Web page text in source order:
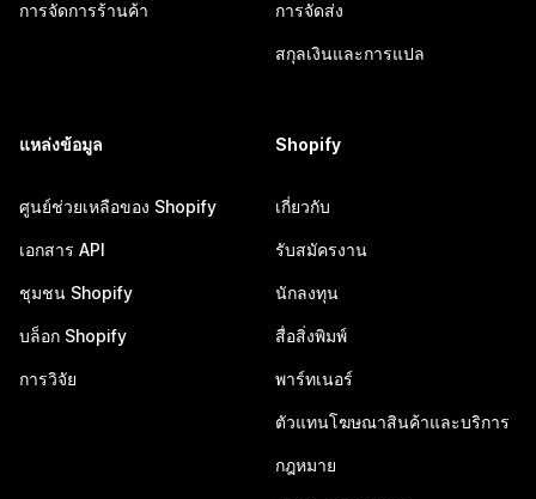
การจัดการร้านค้า การจัดส่ง
สกุลเงินและการแปล
แหล่งข้อมูล
ศูนย์ช่วยเหลือของ Shopify
เอกสาร API
ชุมชน Shopify
บล็อก Shopify
การวิจัย
Shopify
เกี่ยวกับ
รับสมัครงาน
นักลงทุน
สื่อสิ่งพิมพ์
พาร์ทเนอร์
ตัวแทนโฆษณาสินค้าและบริการ
กฎหมาย